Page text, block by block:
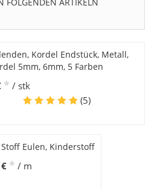
FOLGENDEN ARTIKELN
Kordel Endstück, Metall,
5mm, 6mm, 5 Farben
* / stk
(5)
Stoff Eulen, Kinderstoff
* / m